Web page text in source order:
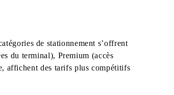
de stationnement s’offrent
du terminal), Premium (accès
affichent des tarifs plus compétitifs